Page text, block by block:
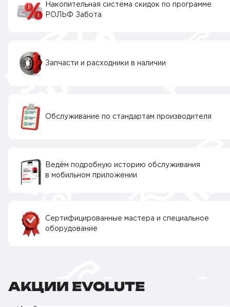
Накопительная система скидок по программе
РОЛЬФ Забота
Запчасти и расходники в наличии
Обслуживание по стандартам производителя
Ведём подробную историю обслуживания
в мобильном приложении
Сертифицированные мастера и специальное
оборудование
АКЦИИ EVOLUTE